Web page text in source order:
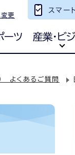
更
スマー
ーツ 産業・ビ
よくあるご質問